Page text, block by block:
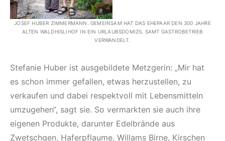
JOSEF HUBER ZIMMERMANN. GEMEINSAM HAT DAS EHEPAAR DEN 300 JAHRE
ALTEN WALDHISLIHOF IN EIN URLAUBSDOMIZIL SAMT GASTROBETRIEB
VERWANDELT.
Stefanie Huber ist ausgebildete Metzgerin: „Mir hat
es schon immer gefallen, etwas herzustellen, zu
verkaufen und dabei respektvoll mit Lebensmitteln
umzugehen“, sagt sie. So vermarkten sie auch ihre
eigenen Produkte, darunter Edelbrände aus
Zwetschgen, Haferpflaume, Willams Birne, Kirschen